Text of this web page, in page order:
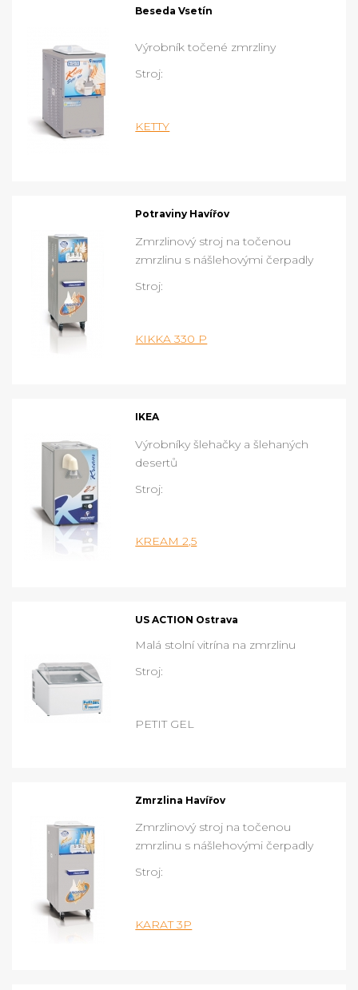
Beseda Vsetín
Výrobník točené zmrzliny
Stroj:
KETTY
Potraviny Havířov
Zmrzlinový stroj na točenou
zmrzlinu s nášlehovými čerpadly
Stroj:
KIKKA 330 P
IKEA
Výrobníky šlehačky a šlehaných
desertů
Stroj:
KREAM 2,5
US ACTION Ostrava
Malá stolní vitrína na zmrzlinu
Stroj:
PETIT GEL
Zmrzlina Havířov
Zmrzlinový stroj na točenou
zmrzlinu s nášlehovými čerpadly
Stroj:
KARAT 3P